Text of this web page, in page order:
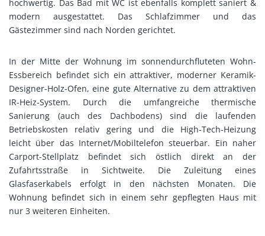
hochwertig. Das Bad mit WC ist ebenfalls komplett saniert &
modern ausgestattet. Das Schlafzimmer und das
Gästezimmer sind nach Norden gerichtet.
In der Mitte der Wohnung im sonnendurchfluteten Wohn-
Essbereich befindet sich ein attraktiver, moderner Keramik-
Designer-Holz-Ofen, eine gute Alternative zu dem attraktiven
IR-Heiz-System. Durch die umfangreiche thermische
Sanierung (auch des Dachbodens) sind die laufenden
Betriebskosten relativ gering und die High-Tech-Heizung
leicht über das Internet/Mobiltelefon steuerbar. Ein naher
Carport-Stellplatz befindet sich östlich direkt an der
Zufahrtsstraße in Sichtweite. Die Zuleitung eines
Glasfaserkabels erfolgt in den nächsten Monaten. Die
Wohnung befindet sich in einem sehr gepflegten Haus mit
nur 3 weiteren Einheiten.